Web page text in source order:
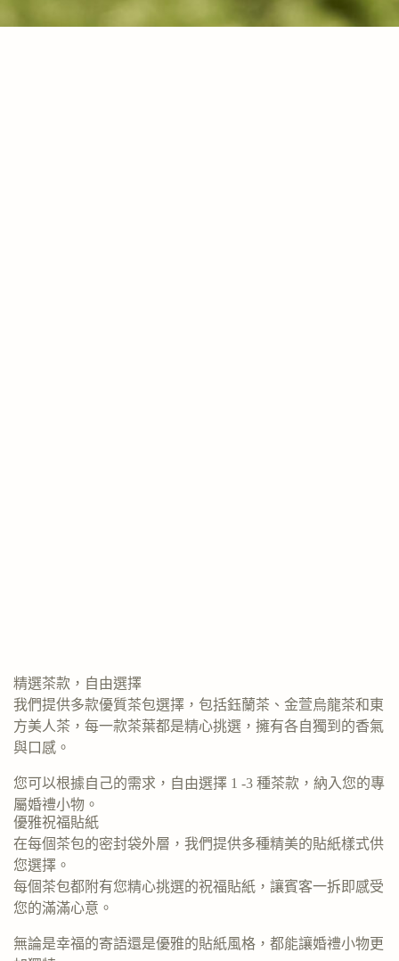
精選茶款，自由選擇
我們提供多款優質茶包選擇，包括鈺蘭茶、金萱烏龍茶和東
方美人茶，每一款茶葉都是精心挑選，擁有各自獨到的香氣
與口感。
您可以根據自己的需求，自由選擇 1 -3 種茶款，納入您的專
屬婚禮小物。
優雅祝福貼紙
在每個茶包的密封袋外層，我們提供多種精美的貼紙樣式供
您選擇。
每個茶包都附有您精心挑選的祝福貼紙，讓賓客一拆即感受
您的滿滿心意。
無論是幸福的寄語還是優雅的貼紙風格，都能讓婚禮小物更